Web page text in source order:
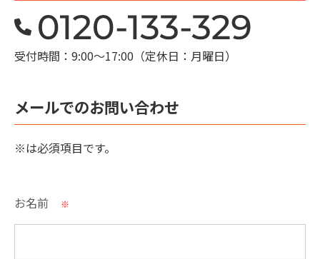
受付時間：9:00〜17:00（定休日：月曜日）
メールでのお問い合わせ
※は必須項目です。
お名前 ※